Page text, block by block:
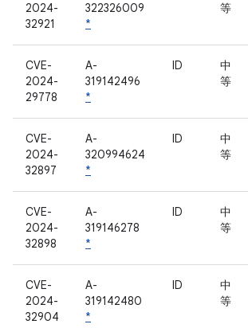
2024-
32921
322326009
*
等
CVE-
2024-
29778
A-
319142496
*
ID
中
等
CVE-
2024-
32897
A-
320994624
*
ID
中
等
CVE-
2024-
32898
A-
319146278
*
ID
中
等
CVE-
2024-
32904
A-
319142480
*
ID
中
等